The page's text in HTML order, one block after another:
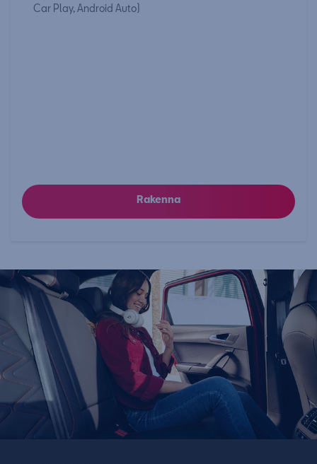
Car Play, Android Auto)
Rakenna